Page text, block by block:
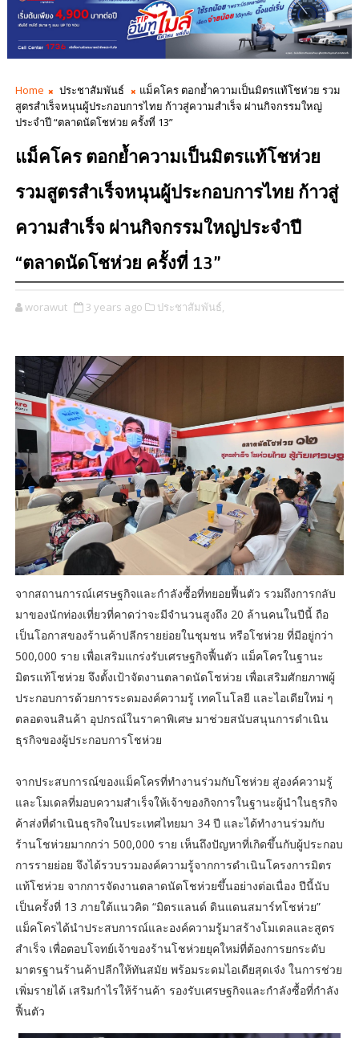
Home ประชาสัมพันธ์
แม็คโคร ตอกย้ำความเป็นมิตรแท้โชห่วย รวม
สูตรสำเร็จหนุนผู้ประกอบการไทย ก้าวสู่ความสำเร็จ ผ่านกิจกรรมใหญ่
ประจำปี “ตลาดนัดโชห่วย ครั้งที่ 13”
แม็คโคร ตอกย้ำความเป็นมิตรแท้โชห่วย
รวมสูตรสำเร็จหนุนผู้ประกอบการไทย ก้าวสู่
ความสำเร็จ ผ่านกิจกรรมใหญ่ประจำปี
“ตลาดนัดโชห่วย ครั้งที่ 13”
worawut 3 years ago ประชาสัมพันธ์,
จากสถานการณ์เศรษฐกิจและกำลังซื้อที่ทยอยฟื้นตัว รวมถึงการกลับ
มาของนักท่องเที่ยวที่คาดว่าจะมีจำนวนสูงถึง 20 ล้านคนในปีนี้ ถือ
เป็นโอกาสของร้านค้าปลีกรายย่อยในชุมชน หรือโชห่วย ที่มีอยู่กว่า
500,000 ราย เพื่อเสริมแกร่งรับเศรษฐกิจฟื้นตัว แม็คโครในฐานะ
มิตรแท้โชห่วย จึงตั้งเป้าจัดงานตลาดนัดโชห่วย เพื่อเสริมศักยภาพผู้
ประกอบการด้วยการระดมองค์ความรู้ เทคโนโลยี และไอเดียใหม่ ๆ
ตลอดจนสินค้า อุปกรณ์ในราคาพิเศษ มาช่วยสนับสนุนการดำเนิน
ธุรกิจของผู้ประกอบการโชห่วย
จากประสบการณ์ของแม็คโครที่ทำงานร่วมกับโชห่วย สู่องค์ความรู้
และโมเดลที่มอบความสำเร็จให้เจ้าของกิจการในฐานะผู้นำในธุรกิจ
ค้าส่งที่ดำเนินธุรกิจในประเทศไทยมา 34 ปี และได้ทำงานร่วมกับ
ร้านโชห่วยมากกว่า 500,000 ราย เห็นถึงปัญหาที่เกิดขึ้นกับผู้ประกอบ
การรายย่อย จึงได้รวบรวมองค์ความรู้จากการดำเนินโครงการมิตร
แท้โชห่วย จากการจัดงานตลาดนัดโชห่วยขึ้นอย่างต่อเนื่อง ปีนี้นับ
เป็นครั้งที่ 13 ภายใต้แนวคิด “มิตรแลนด์ ดินแดนสมาร์ทโชห่วย”
แม็คโครได้นำประสบการณ์และองค์ความรู้มาสร้างโมเดลและสูตร
สำเร็จ เพื่อตอบโจทย์เจ้าของร้านโชห่วยยุคใหม่ที่ต้องการยกระดับ
มาตรฐานร้านค้าปลีกให้ทันสมัย พร้อมระดมไอเดียสุดเจ๋ง ในการช่วย
เพิ่มรายได้ เสริมกำไรให้ร้านค้า รองรับเศรษฐกิจและกำลังซื้อที่กำลัง
ฟื้นตัว